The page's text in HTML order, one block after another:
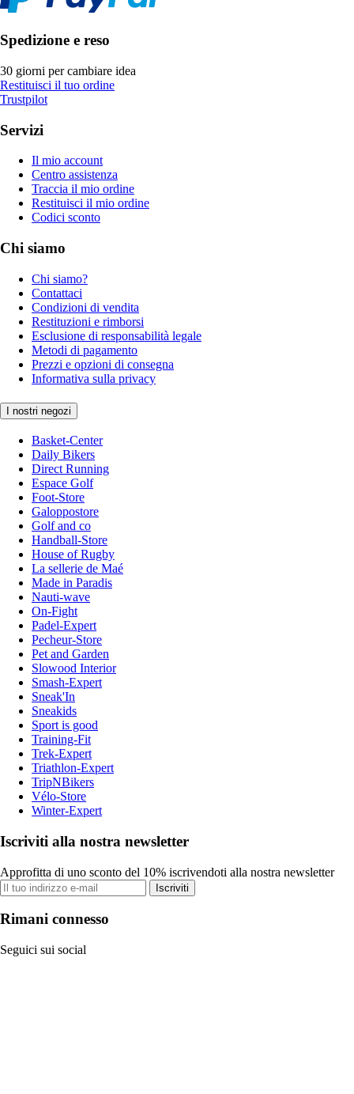
Spedizione e reso
30 giorni per cambiare idea
Restituisci il tuo ordine
Trustpilot
Servizi
Il mio account
Centro assistenza
Traccia il mio ordine
Restituisci il mio ordine
Codici sconto
Chi siamo
Chi siamo?
Contattaci
Condizioni di vendita
Restituzioni e rimborsi
Esclusione di responsabilità legale
Metodi di pagamento
Prezzi e opzioni di consegna
Informativa sulla privacy
I nostri negozi
Basket-Center
Daily Bikers
Direct Running
Espace Golf
Foot-Store
Galoppostore
Golf and co
Handball-Store
House of Rugby
La sellerie de Maé
Made in Paradis
Nauti-wave
On-Fight
Padel-Expert
Pecheur-Store
Pet and Garden
Slowood Interior
Smash-Expert
Sneak'In
Sneakids
Sport is good
Training-Fit
Trek-Expert
Triathlon-Expert
TripNBikers
Vélo-Store
Winter-Expert
Iscriviti alla nostra newsletter
Approfitta di uno sconto del 10% iscrivendoti alla nostra newsletter
Iscriviti
Rimani connesso
Seguici sui social